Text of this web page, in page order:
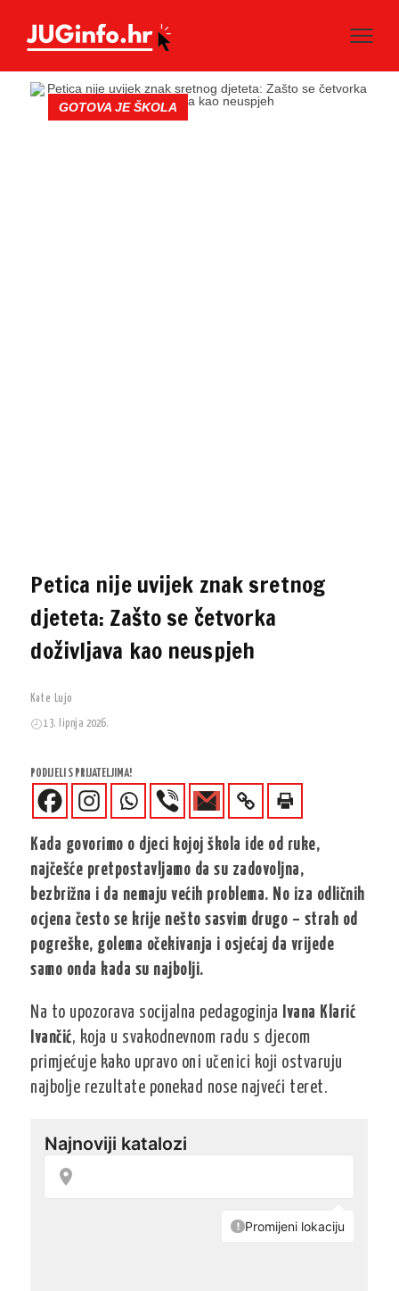
GOTOVA JE ŠKOLA
Petica nije uvijek znak sretnog
djeteta: Zašto se četvorka
doživljava kao neuspjeh
Kate Lujo
13. lipnja 2026.
PODIJELI S PRIJATELJIMA!
Kada govorimo o djeci kojoj škola ide od ruke,
najčešće pretpostavljamo da su zadovoljna,
bezbrižna i da nemaju većih problema. No iza odličnih
ocjena često se krije nešto sasvim drugo – strah od
pogreške, golema očekivanja i osjećaj da vrijede
samo onda kada su najbolji.
Na to upozorava socijalna pedagoginja Ivana Klarić
Ivančić, koja u svakodnevnom radu s djecom
primjećuje kako upravo oni učenici koji ostvaruju
najbolje rezultate ponekad nose najveći teret.